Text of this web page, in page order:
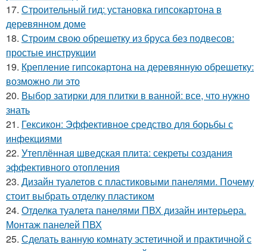
17. Строительный гид: установка гипсокартона в
деревянном доме
18. Строим свою обрешетку из бруса без подвесов:
простые инструкции
19. Крепление гипсокартона на деревянную обрешетку:
возможно ли это
20. Выбор затирки для плитки в ванной: все, что нужно
знать
21. Гексикон: Эффективное средство для борьбы с
инфекциями
22. Утеплённая шведская плита: секреты создания
эффективного отопления
23. Дизайн туалетов с пластиковыми панелями. Почему
стоит выбрать отделку пластиком
24. Отделка туалета панелями ПВХ дизайн интерьера.
Монтаж панелей ПВХ
25. Сделать ванную комнату эстетичной и практичной с